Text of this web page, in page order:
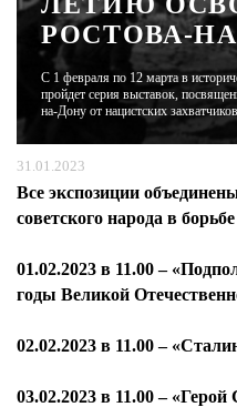
РОСТОВА-
С 1 февраля по 12 марта в
пройдет серия выставок,
на-Дону от нацистских
31.01.2023
Все экспозиции
советского народа в
01.02.2023 в 11.00 –
годы Великой
02.02.2023 в 11.00 –
03.02.2023 в 11.00 –